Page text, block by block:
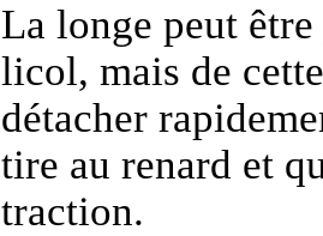
La longe peut
licol, mais de
détacher
tire au renard et
traction.